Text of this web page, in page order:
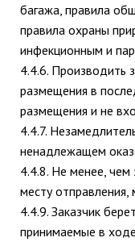
багажа, правила
правила охраны
инфекционным и
4.4.6. Производить
размещения в
размещения и не
4.4.7.
ненадлежащем
4.4.8. Не менее, чем
месту
4.4.9. Заказчик
принимаемые в